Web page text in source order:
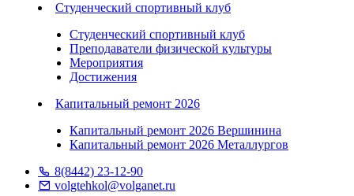
Студенческий спортивный клуб
Студенческий спортивный клуб
Преподаватели физической культуры
Мероприятия
Достижения
Капитальный ремонт 2026
Капитальный ремонт 2026 Вершинина
Капитальный ремонт 2026 Металлургов
8(8442) 23-12-90
volgtehkol@volganet.ru